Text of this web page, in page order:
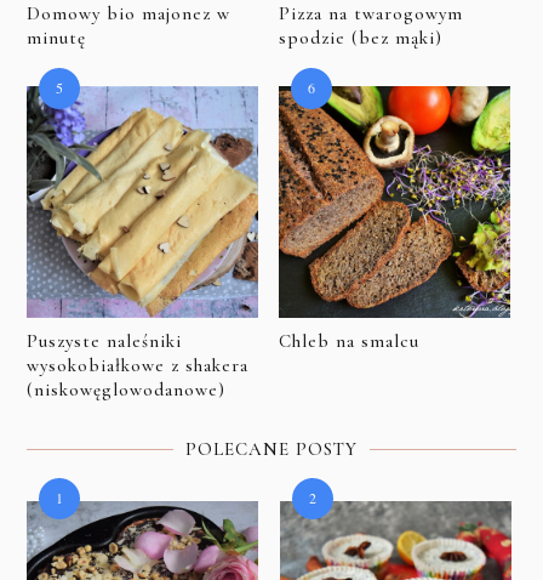
Domowy bio majonez w
minutę
Pizza na twarogowym
spodzie (bez mąki)
Puszyste naleśniki
wysokobiałkowe z shakera
(niskowęglowodanowe)
Chleb na smalcu
POLECANE POSTY